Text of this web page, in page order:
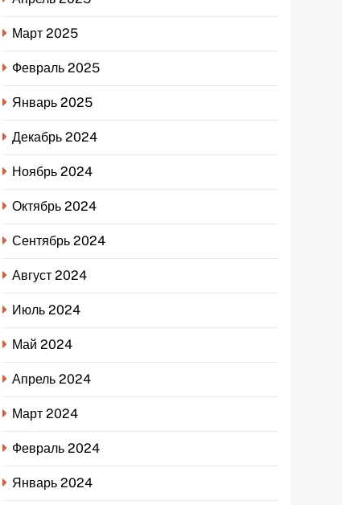
Март 2025
Февраль 2025
Январь 2025
Декабрь 2024
Ноябрь 2024
Октябрь 2024
Сентябрь 2024
Август 2024
Июль 2024
Май 2024
Апрель 2024
Март 2024
Февраль 2024
Январь 2024